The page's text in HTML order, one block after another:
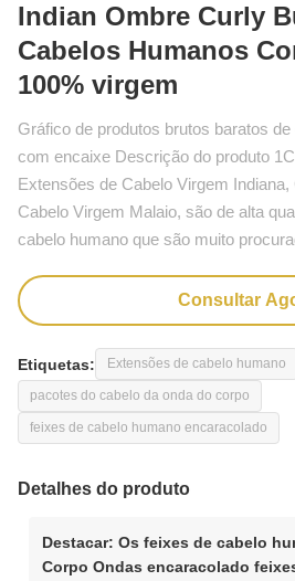
Indian Ombre Curly
Cabelos Humanos
100% virgem
Gráfico de produtos brutos baratos
com encaixe Descrição do produto
Extensões de Cabelo Virgem
Cabelo Virgem Malaio, são de alta
cabelo humano que são muito
Consultar
Etiquetas: Extensões de cabelo humano
pacotes do cabelo da onda do corpo
feixes de cabelo humano encaracolado
Detalhes do produto
Destacar: Os feixes de cabelo
Corpo Ondas encaracolado